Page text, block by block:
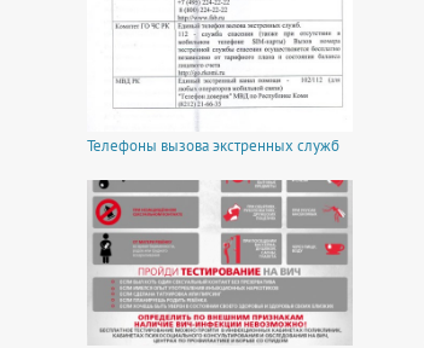
Телефоны вызова экстренных служб